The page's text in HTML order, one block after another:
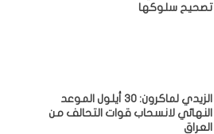
تصحيح سلوكها
الزيدي لماكرون: 30 أيلول الموعد
النهائي لانسحاب قوات التحالف من
العراق